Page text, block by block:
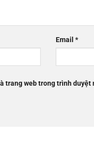
Email*
trang web trong trình